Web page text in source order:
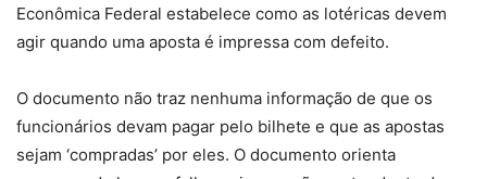
Econômica Federal estabelece como as lotéricas devem
agir quando uma aposta é impressa com defeito.
O documento não traz nenhuma informação de que os
funcionários devam pagar pelo bilhete e que as apostas
sejam ‘compradas’ por eles. O documento orienta